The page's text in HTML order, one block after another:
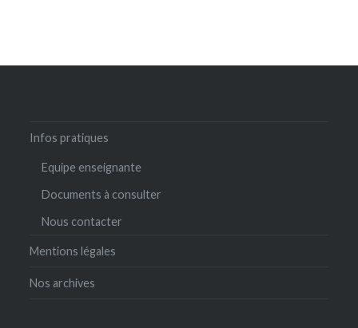
Infos pratiques
Equipe enseignante
Documents à consulter
Nous contacter
Mentions légales
Nos archives